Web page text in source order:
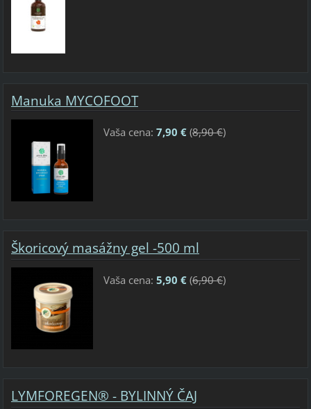
Manuka MYCOFOOT
Vaša cena: 7,90 €(8,90 €)
Škoricový masážny gel -500 ml
Vaša cena: 5,90 €(6,90 €)
LYMFOREGEN® - BYLINNÝ ČAJ